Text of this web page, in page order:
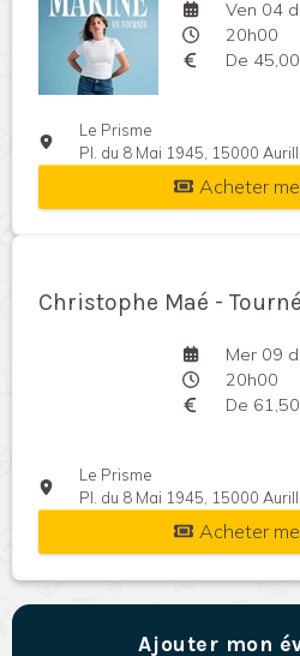
Ven 04
20h00
De
Le Prisme
Pl. du 8 Mai 1945, 15000
Acheter
Christophe Maé -
Mer 09
20h00
De
Le Prisme
Pl. du 8 Mai 1945, 15000
Acheter
Ajouter mon